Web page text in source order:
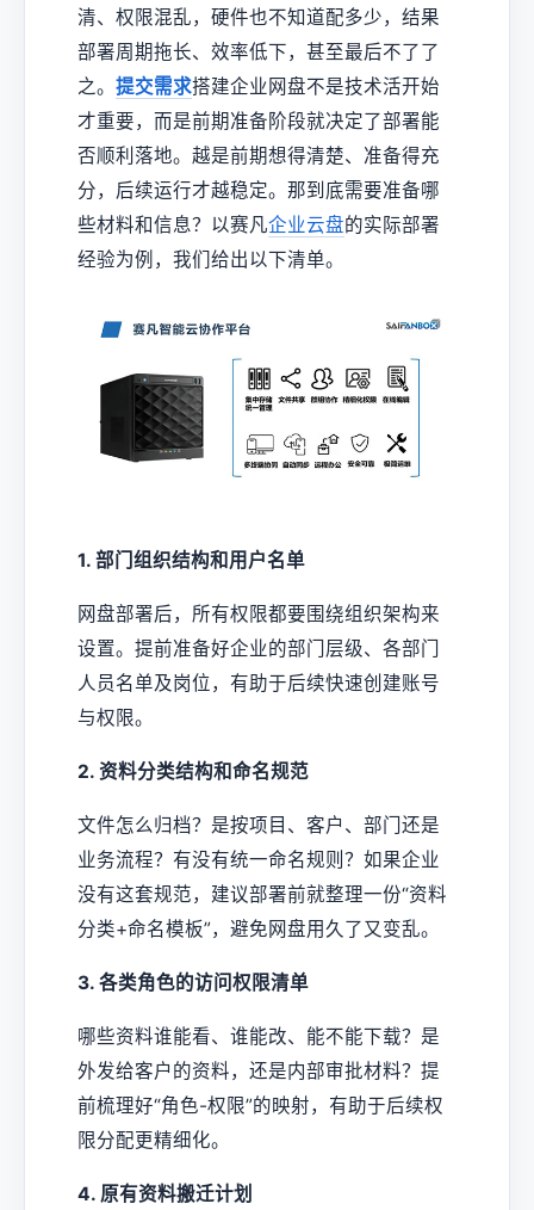
清、权限混乱，硬件也不知道配多少，结果
部署周期拖长、效率低下，甚至最后不了了
之。 提交需求搭建企业网盘不是技术活开始
才重要，而是前期准备阶段就决定了部署能
否顺利落地。越是前期想得清楚、准备得充
分，后续运行才越稳定。那到底需要准备哪
些材料和信息？以赛凡企业云盘的实际部署
经验为例，我们给出以下清单。
1. 部门组织结构和用户名单
网盘部署后，所有权限都要围绕组织架构来
设置。提前准备好企业的部门层级、各部门
人员名单及岗位，有助于后续快速创建账号
与权限。
2. 资料分类结构和命名规范
文件怎么归档？是按项目、客户、部门还是
业务流程？有没有统一命名规则？如果企业
没有这套规范，建议部署前就整理一份“资料
分类+命名模板”，避免网盘用久了又变乱。
3. 各类角色的访问权限清单
哪些资料谁能看、谁能改、能不能下载？是
外发给客户的资料，还是内部审批材料？提
前梳理好“角色-权限”的映射，有助于后续权
限分配更精细化。
4. 原有资料搬迁计划